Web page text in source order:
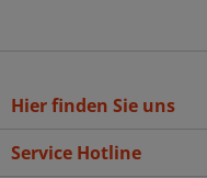
Hier finden Sie uns
Service Hotline